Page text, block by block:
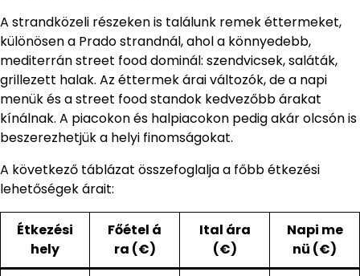
A strandközeli részeken is találunk remek éttermeket,
különösen a Prado strandnál, ahol a könnyedebb,
mediterrán street food dominál: szendvicsek, saláták,
grillezett halak. Az éttermek árai változók, de a napi
menük és a street food standok kedvezőbb árakat
kínálnak. A piacokon és halpiacokon pedig akár olcsón is
beszerezhetjük a helyi finomságokat.
A következő táblázat összefoglalja a főbb étkezési
lehetőségek árait:
Étkezési
hely
Főétel á
ra (€)
Ital ára
(€)
Napi me
nü (€)